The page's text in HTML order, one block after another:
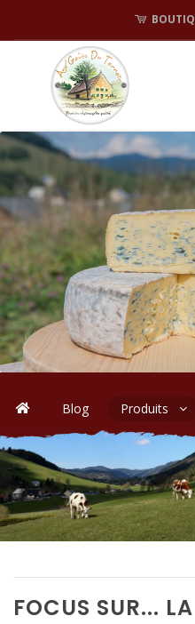
Blog Produits
FOCUS SUR...